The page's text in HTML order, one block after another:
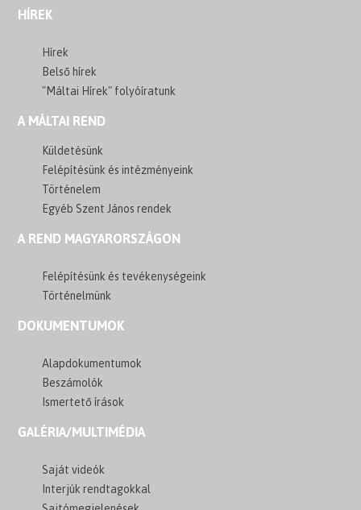
HÍREK
Hírek
Belső hírek
"Máltai Hírek" folyóíratunk
A MÁLTAI REND
Küldetésünk
Felépítésünk és intézményeink
Történelem
Egyéb Szent János rendek
A REND MAGYARORSZÁGON
Felépítésünk és tevékenységeink
Történelmünk
DOKUMENTUMOK
Alapdokumentumok
Beszámolók
Ismertető írások
GALÉRIA/MULTIMÉDIA
Saját videók
Interjúk rendtagokkal